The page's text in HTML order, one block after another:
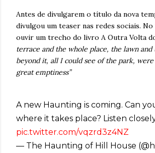
Antes de divulgarem o título da nova
divulgou um teaser nas redes sociais.
ouvir um trecho do livro A Outra Volta
terrace and the whole place, the lawn and
beyond it, all I could see of the park,
great emptiness”
A new Haunting is coming. Can
where it takes place? Listen
pic.twitter.com/vqzrd3z4NZ
— The Haunting of Hill House